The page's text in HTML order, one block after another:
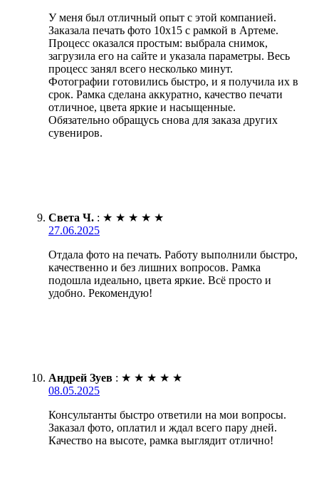
У меня был отличный опыт с этой компанией.
Заказала печать фото 10х15 с рамкой в Артеме.
Процесс оказался простым: выбрала снимок,
загрузила его на сайте и указала параметры. Весь
процесс занял всего несколько минут.
Фотографии готовились быстро, и я получила их в
срок. Рамка сделана аккуратно, качество печати
отличное, цвета яркие и насыщенные.
Обязательно обращусь снова для заказа других
сувениров.
Света Ч. : ★ ★ ★ ★ ★
27.06.2025
Отдала фото на печать. Работу выполнили быстро,
качественно и без лишних вопросов. Рамка
подошла идеально, цвета яркие. Всё просто и
удобно. Рекомендую!
Андрей Зуев : ★ ★ ★ ★ ★
08.05.2025
Консультанты быстро ответили на мои вопросы.
Заказал фото, оплатил и ждал всего пару дней.
Качество на высоте, рамка выглядит отлично!